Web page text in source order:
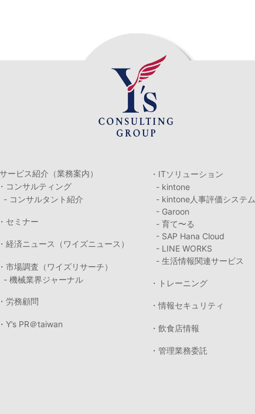
サービス紹介（業務案内）
・コンサルティング
- コンサルタント紹介
・セミナー
・経済ニュース（ワイズニュース）
・市場調査（ワイズリサーチ）
- 機械業界ジャーナル
・労務顧問
・Y’s PR＠taiwan
・ITソリューション
- kintone
- kintone人事評価システム
- Garoon
- 育て〜る
- SAP Hana Cloud
- LINE WORKS
- 生活情報関連サービス
・トレーニング
・情報セキュリティ
・飲食店情報
・管理業務委託